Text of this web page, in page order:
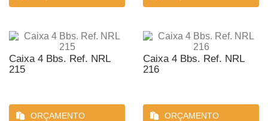
Caixa 4 Bbs. Ref. NRL
215
ORÇAMENTO
Caixa 4 Bbs. Ref. NRL
216
ORÇAMENTO